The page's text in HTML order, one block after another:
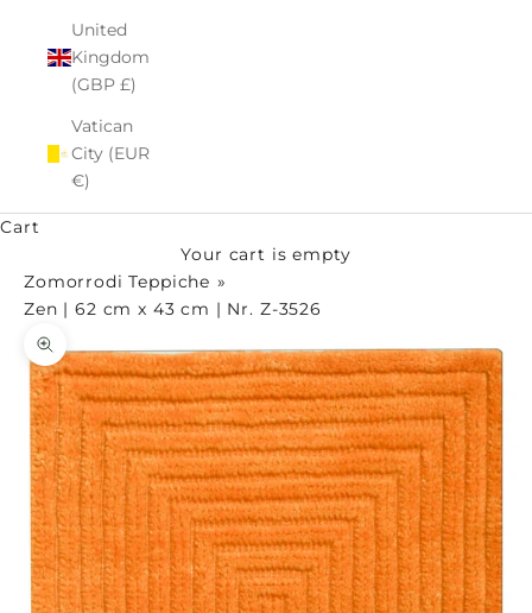
United
Kingdom
(GBP £)
Vatican
City (EUR
€)
Cart
Your cart is empty
Zomorrodi Teppiche
Zen | 62 cm x 43 cm | Nr. Z-3526
Zoom picture